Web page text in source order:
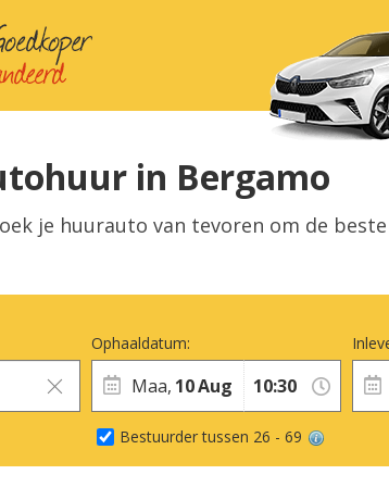
in Bergamo
je huurauto van tevoren om de
Ophaaldatum:
Maa, 10Aug
Bestuurder tussen 26 - 69